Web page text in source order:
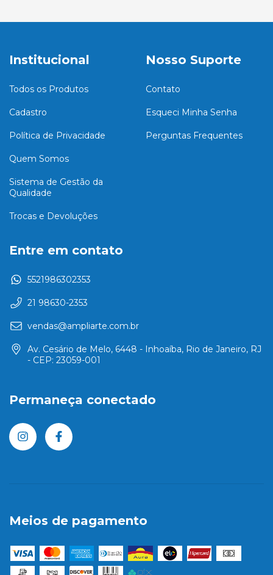
Institucional
Todos os Produtos
Cadastro
Política de Privacidade
Quem Somos
Sistema de Gestão da
Qualidade
Trocas e Devoluções
Nosso Suporte
Contato
Esqueci Minha Senha
Perguntas Frequentes
Entre em contato
5521986302353
21 98630-2353
vendas@ampliarte.com.br
Av. Cesário de Melo, 6448 - Inhoaíba, Rio de Janeiro, RJ
- CEP: 23059-001
Permaneça conectado
Meios de pagamento